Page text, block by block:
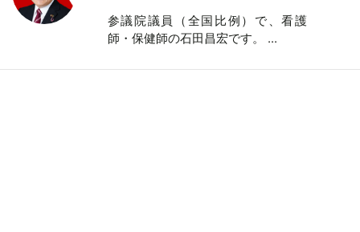
参議院議員（全国比例）で、看護
師・保健師の石田昌宏です。 ...